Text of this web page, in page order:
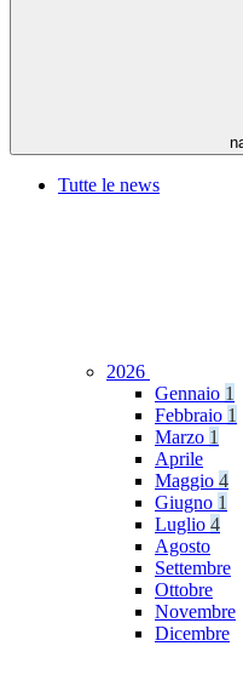
Tutte le news
2026
Gennaio 1
Febbraio 1
Marzo 1
Aprile
Maggio 4
Giugno 1
Luglio 4
Agosto
Settembre
Ottobre
Novembre
Dicembre